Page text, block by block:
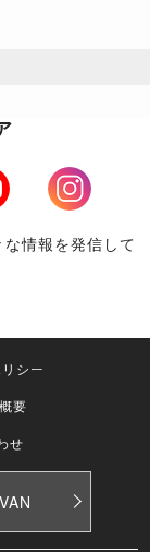
Instagram
情報を発信して
シー
要
せ